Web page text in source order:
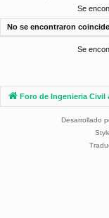
d
Se
No se encontraron
Se
Foro de Ingenieria
Desarrollado